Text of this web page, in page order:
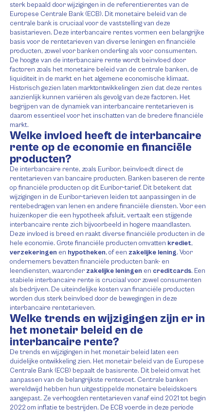
sterk bepaald door wijzigingen in de referentierentes van de
Europese Centrale Bank (ECB). Dit monetaire beleid van de
centrale bank is cruciaal voor de vaststelling van deze
basistarieven. Deze interbancaire rentes vormen een belangrijke
basis voor de rentetarieven van diverse leningen en financiële
producten, zowel voor banken onderling als voor consumenten.
De hoogte van de interbancaire rente wordt beïnvloed door
factoren zoals het monetaire beleid van de centrale banken, de
liquiditeit in de markt en het algemene economische klimaat.
Historisch gezien laten marktontwikkelingen zien dat deze rentes
aanzienlijk kunnen variëren als gevolg van deze factoren. Het
begrijpen van de dynamiek van interbancaire rentetarieven is
daarom essentieel voor het inschatten van de bredere financiële
markt.
Welke invloed heeft de interbancaire
rente op de economie en financiële
producten?
De interbancaire rente, zoals Euribor, beïnvloedt direct de
rentetarieven van bancaire producten. Banken baseren de rente
op financiële producten op dit Euribor-tarief. Dit betekent dat
wijzigingen in de Euribor-tarieven leiden tot aanpassingen in de
rentebedragen van lenen en andere financiële diensten. Voor een
huizenkoper die een hypotheek afsluit, vertaalt een stijgende
interbancaire rente zich bijvoorbeeld in hogere maandlasten.
Deze invloed is breed en raakt diverse financiële producten in de
hele economie. Grote financiële producten omvatten krediet,
verzekeringen en hypotheken, of een zakelijke lening. Voor
ondernemers bevatten financiële producten bank- en
leendiensten, waaronder zakelijke leningen en creditcards. Een
stabiele interbancaire rente is cruciaal voor zowel consumenten
als bedrijven. De uiteindelijke kosten van financiële producten
worden dus sterk beïnvloed door de bewegingen in deze
interbancaire rentetarieven.
Welke trends en wijzigingen zijn er in
het monetair beleid en de
interbancaire rente?
De trends en wijzigingen in het monetair beleid laten een
duidelijke ontwikkeling zien. Het monetair beleid van de Europese
Centrale Bank (ECB) bepaalt de basisrente. Dit beleid omvat het
aanpassen van de belangrijkste rentevoet. Centrale banken
wereldwijd hebben hun uitgestippelde monetaire beleidskoers
aangepast. Ze verhoogden rentetarieven vanaf eind 2021 tot begin
2022 om inflatie te bestrijden. De ECB voerde in deze periode